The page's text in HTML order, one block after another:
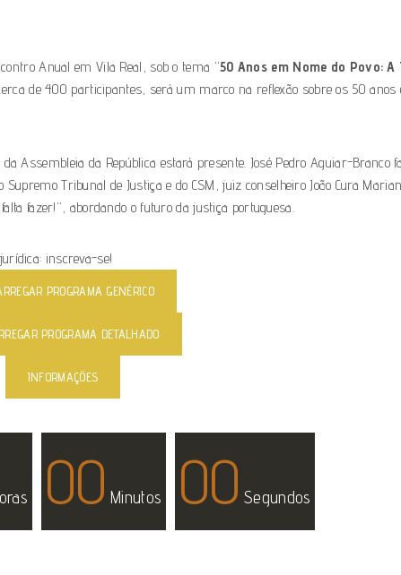
Anual em Vila Real, sob o tema “50 Anos em Nome do Povo:
de 400 participantes, será um marco na reflexão sobre os 50 anos
Assembleia da República estará presente. José Pedro Aguiar-Branco
Tribunal de Justiça e do CSM, juiz conselheiro João Cura
fazer!”, abordando o futuro da justiça portuguesa.
inscreva-se!
PROGRAMA GENÉRICO
PROGRAMA DETALHADO
INFORMAÇÕES
00 Minutos 00 Segundos